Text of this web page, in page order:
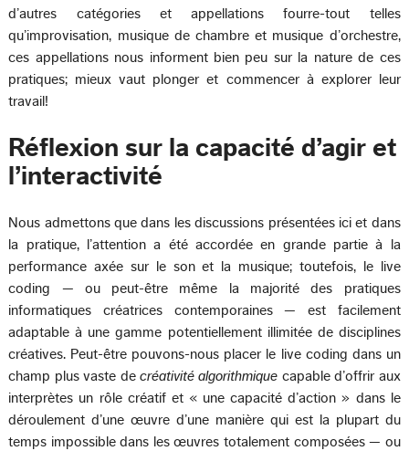
d’autres catégories et appellations fourre-tout telles
qu’improvisation, musique de chambre et musique d’orchestre,
ces appellations nous informent bien peu sur la nature de ces
pratiques; mieux vaut plonger et commencer à explorer leur
travail!
Réflexion sur la capacité d’agir et
l’interactivité
Nous admettons que dans les discussions présentées ici et dans
la pratique, l’attention a été accordée en grande partie à la
performance axée sur le son et la musique; toutefois, le live
coding — ou peut-être même la majorité des pratiques
informatiques créatrices contemporaines — est facilement
adaptable à une gamme potentiellement illimitée de disciplines
créatives. Peut-être pouvons-nous placer le live coding dans un
champ plus vaste de créativité algorithmique capable d’offrir aux
interprètes un rôle créatif et « une capacité d’action » dans le
déroulement d’une œuvre d’une manière qui est la plupart du
temps impossible dans les œuvres totalement composées — ou